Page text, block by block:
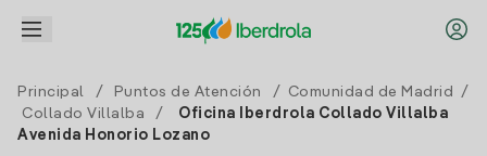
Principal / Puntos de Atención / Comunidad de Madrid
/
Collado Villalba
/
Oficina Iberdrola Collado Villalba
Avenida Honorio Lozano